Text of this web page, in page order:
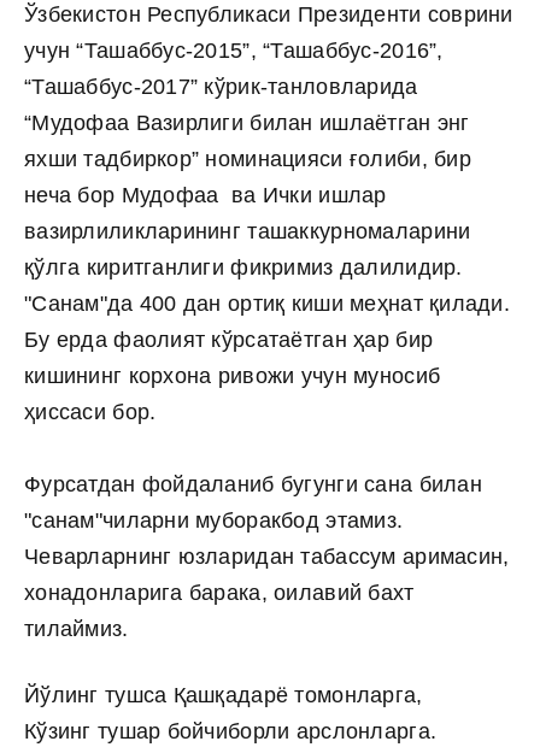
Ўзбекистон Республикаси Президенти соврини
учун “Ташаббус-2015”, “Ташаббус-2016”,
“Ташаббус-2017” кўрик-танловларида
“Мудофаа Вазирлиги билан ишлаётган энг
яхши тадбиркор” номинацияси ғолиби, бир
неча бор Мудофаа ва Ички ишлар
вазирлиликларининг ташаккурномаларини
қўлга киритганлиги фикримиз далилидир.
"Санам"да 400 дан ортиқ киши меҳнат қилади.
Бу ерда фаолият кўрсатаётган ҳар бир
кишининг корхона ривожи учун муносиб
ҳиссаси бор.
Фурсатдан фойдаланиб бугунги сана билан
"санам"чиларни муборакбод этамиз.
Чеварларнинг юзларидан табассум аримасин,
хонадонларига барака, оилавий бахт
тилаймиз.
Йўлинг тушса Қашқадарё томонларга,
Кўзинг тушар бойчиборли арслонларга.